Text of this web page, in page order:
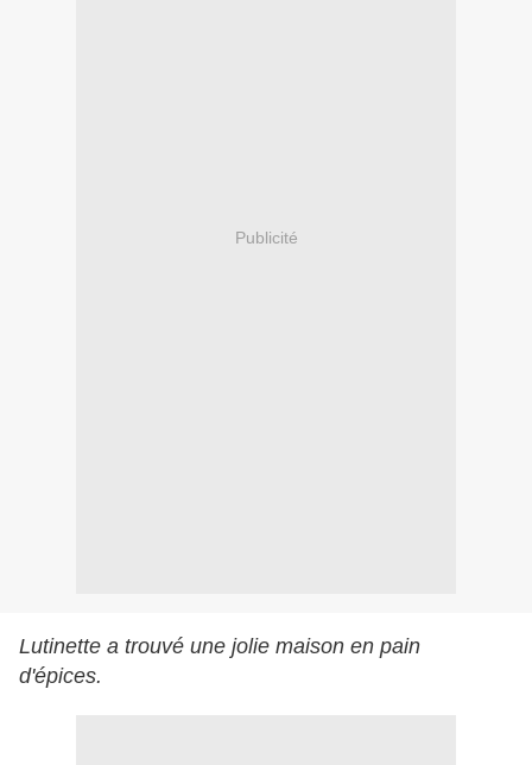
Publicité
Lutinette a trouvé une jolie maison en pain
d'épices.